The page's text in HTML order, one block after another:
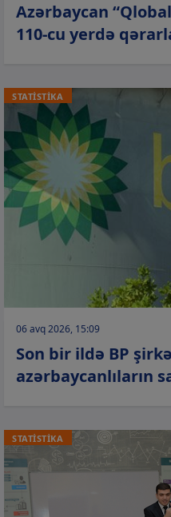
Azərbaycan
110-cu yerdə
STATİSTİKA
06 avq 2026, 15:09
Son bir ildə BP
azərbaycanlıların
STATİSTİKA